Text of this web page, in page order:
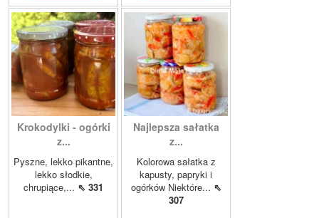
Krokodylki - ogórki
z...
Pyszne, lekko pikantne,
lekko słodkie,
chrupiące,... ⇖ 331
Najlepsza sałatka
z...
Kolorowa sałatka z
kapusty, papryki i
ogórków Niektóre... ⇖
307